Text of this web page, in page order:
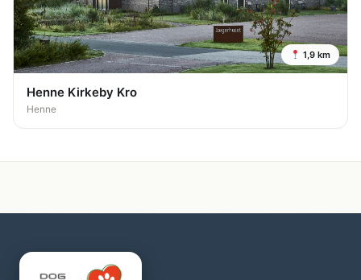
1,9 km
Henne Kirkeby Kro
Henne